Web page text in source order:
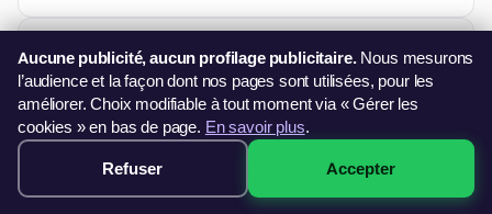
Besoin d'informations ?
Vous souhaitez en savoir plus sur nos formations ?
06 44 60 79 11
contact@francefg.fr
349€ · Voir les sessions →
Aucune publicité, aucun profilage publicitaire.Nous mesurons
l’audience et la façon dont nos pages sont utilisées, pour les
améliorer. Choix modifiable à tout moment via « Gérer les
cookies » en bas de page. En savoir plus.
Refuser Accepter